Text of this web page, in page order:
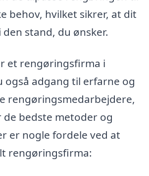
behov, hvilket sikrer, at dit
stand, du ønsker.
et rengøringsfirma i
også adgang til erfarne og
rengøringsmedarbejdere,
de bedste metoder og
er nogle fordele ved at
rengøringsfirma: